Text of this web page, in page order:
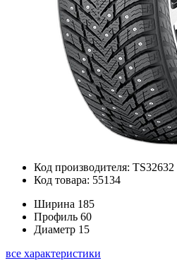
Код производителя: TS32632
Код товара: 55134
Ширина 185
Профиль 60
Диаметр 15
все характеристики